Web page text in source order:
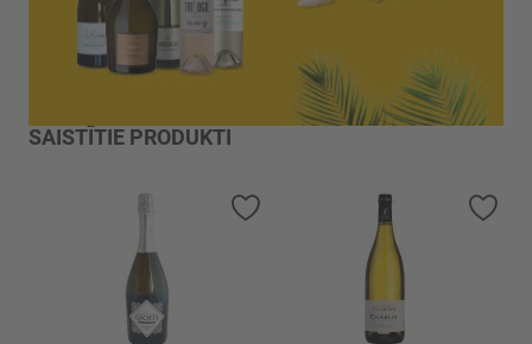
SAISTĪTIE PRODUKTI
Pievienot vēlmju sarakstam